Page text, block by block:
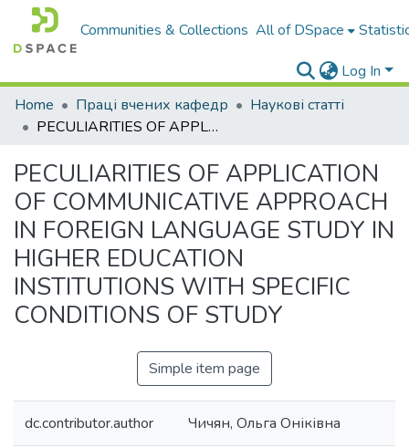
Communities & Collections All of DSpace
Log In
Home
Праці вчених кафедр
Наукові статті
PECULIARITIES OF APPLICATION OF COMMUNICATIVE APPROACH IN FOREIGN LANGUAGE STUDY IN HIGHER EDUCATION INSTITUTIONS WITH SPECIFIC CONDITIONS OF STUDY
PECULIARITIES OF APPLICATION
OF COMMUNICATIVE APPROACH
IN FOREIGN LANGUAGE STUDY IN
HIGHER EDUCATION
INSTITUTIONS WITH SPECIFIC
CONDITIONS OF STUDY
Simple item page
dc.contributor.author Чичян, Ольга Оніківна